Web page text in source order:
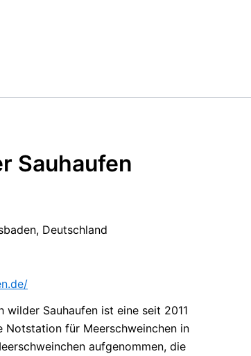
Sauhaufen
Deutschland
wilder Sauhaufen ist eine seit 2011
für Meerschweinchen in
aufgenommen, die